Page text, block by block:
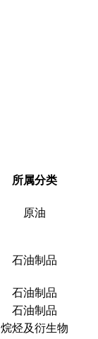
所属分类
原油
石油制品
石油制品
石油制品
烷烃及衍生物